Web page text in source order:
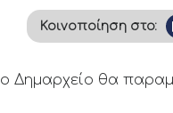
Κοινοποίηση στο:
Δημαρχείο θα